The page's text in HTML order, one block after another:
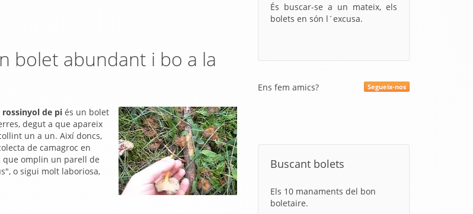
bolet abundant i bo a la
de pi és un bolet
degut a que apareix
un a un. Així doncs,
de camagroc en
que omplin un parell de
o sigui molt laboriosa,
És buscar-se a un mateix, els
bolets en són l´excusa.
Segueix-nos
Ens fem amics?
Buscant bolets
Els 10 manaments del bon
boletaire.